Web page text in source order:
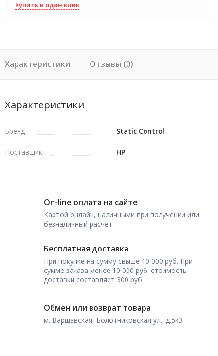
Купить в один клик
Характеристики Отзывы (0)
Характеристики
Бренд Static Control
Поставщик HP
On-line оплата на сайте
Картой онлайн, наличными при получении или
безналичный расчет
Бесплатная доставка
При покупке на сумму свыше 10 000 руб. При
сумме заказа менее 10 000 руб. стоимость
доставки составляет 300 руб.
Обмен или возврат товара
м. Варшавская, Болотниковская ул., д.5к3